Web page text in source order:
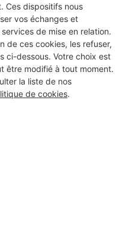
Ces dispositifs nous
vos échanges et
de mise en relation.
de ces cookies, les refuser,
ci-dessous. Votre choix est
être modifié à tout moment.
la liste de nos
de cookies.